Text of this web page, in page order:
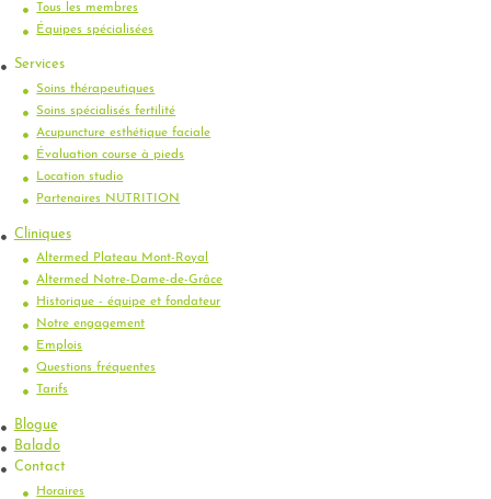
Tous les membres
Équipes spécialisées
Services
Soins thérapeutiques
Soins spécialisés fertilité
Acupuncture esthétique faciale
Évaluation course à pieds
Location studio
Partenaires NUTRITION
Cliniques
Altermed Plateau Mont-Royal
Altermed Notre-Dame-de-Grâce
Historique - équipe et fondateur
Notre engagement
Emplois
Questions fréquentes
Tarifs
Blogue
Balado
Contact
Horaires